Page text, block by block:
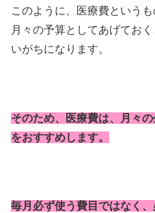
このように、医療費という
月々の予算としてあげてお
いがちになります。
そのため、医療費は、月々
をおすすめします。
毎月必ず使う費目ではなく